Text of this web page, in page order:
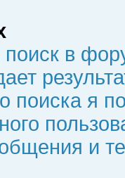
поиск в
поиска я
и